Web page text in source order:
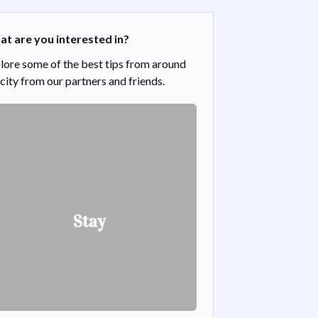
are you interested in?
some of the best tips from around
from our partners and friends.
Stay